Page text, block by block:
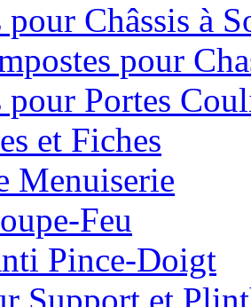
pour Châssis à
pour
pour Portes
et Fiches
Menuiserie
Feu
Pince-Doigt